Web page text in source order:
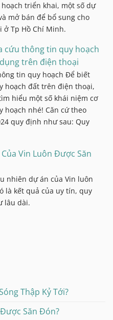
hoạch triển khai, một số dự
mở bán để bổ sung cho
ở Tp Hồ Chí Minh.
cứu thông tin quy hoạch
trên điện thoại
tin quy hoạch Để biết
hoạch đất trên điện thoại,
hiểu một số khái niệm cơ
nhé! Căn cứ theo
quy định như sau: Quy
Vin Luôn Được Săn
nhiên dự án của Vin luôn
là kết quả của uy tín, quy
lâu dài.
Thập Kỷ Tới?
Săn Đón?